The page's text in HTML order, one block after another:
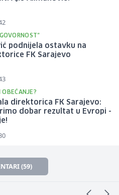
podnijela ostavku na
FK Sarajevo
OBEĆANJE?
direktorica FK Sarajevo:
dobar rezultat u Evropi -
(59)